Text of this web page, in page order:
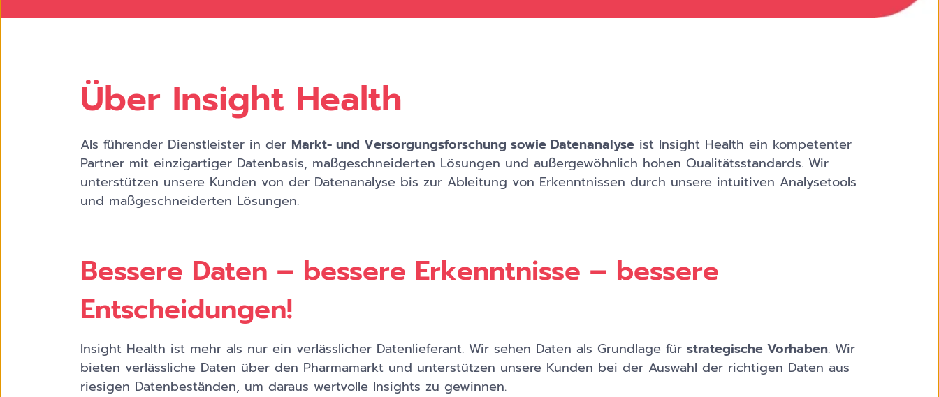
Über Insight Health
Als führender Dienstleister in der Markt- und Versorgungsforschung sowie Datenanalyseist Insight Health ein kompetenter
Partner mit einzigartiger Datenbasis, maßgeschneiderten Lösungen und außergewöhnlich hohen Qualitätsstandards. Wir
unterstützen unsere Kunden von der Datenanalyse bis zur Ableitung von Erkenntnissen durch unsere intuitiven Analysetools
und maßgeschneiderten Lösungen.
Bessere Daten – bessere Erkenntnisse – bessere
Entscheidungen!
Insight Health ist mehr als nur ein verlässlicher Datenlieferant. Wir sehen Daten als Grundlage für strategische Vorhaben. Wir
bieten verlässliche Daten über den Pharmamarkt und unterstützen unsere Kunden bei der Auswahl der richtigen Daten aus
riesigen Datenbeständen, um daraus wertvolle Insights zu gewinnen.